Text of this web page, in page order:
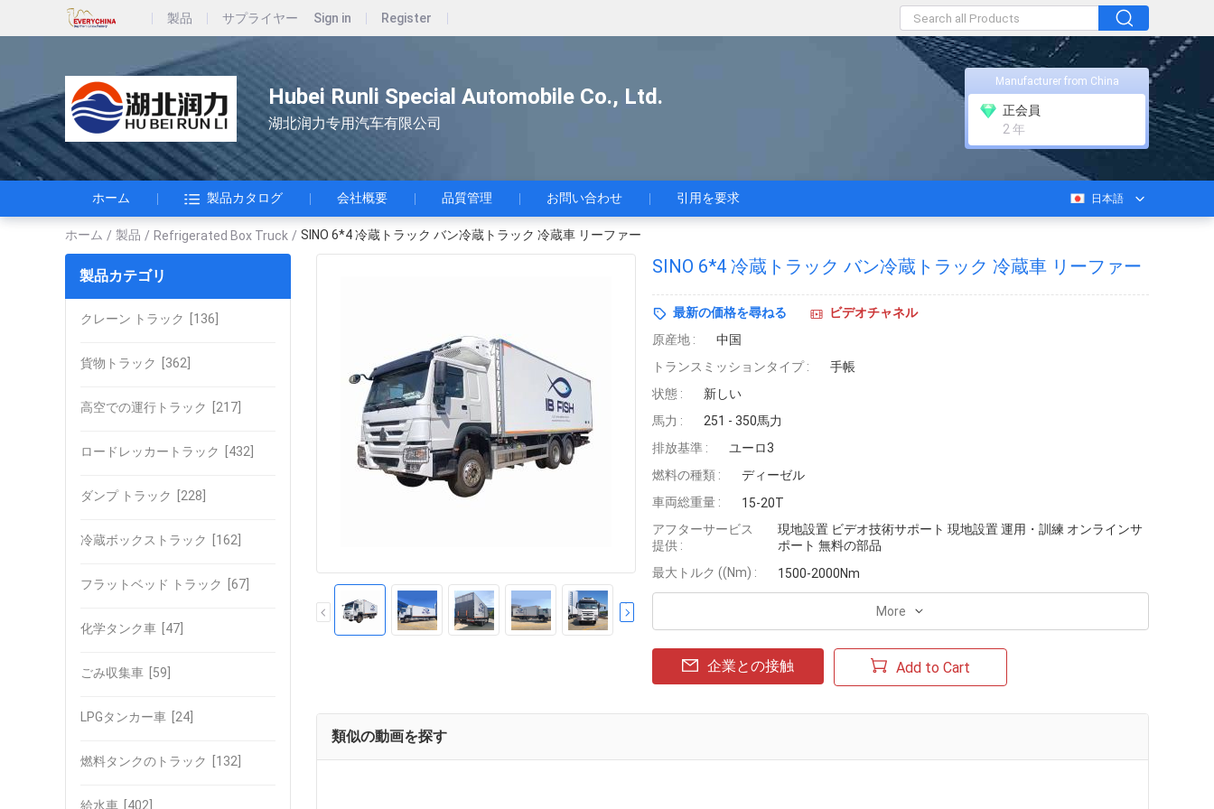
製品 サプライヤー Sign in Register
Hubei Runli Special Automobile Co., Ltd.
湖北润力专用汽车有限公司
Manufacturer from China
正会員
2 年
ホーム 製品カタログ 会社概要 品質管理 お問い合わせ 引用を要求 日本語
ホーム / 製品 / Refrigerated Box Truck / SINO 6*4 冷蔵トラック バン冷蔵トラック 冷蔵車 リーファー
製品カテゴリ
クレーン トラック [136]
貨物トラック [362]
高空での運行トラック [217]
ロードレッカートラック [432]
ダンプ トラック [228]
冷蔵ボックストラック [162]
フラットベッド トラック [67]
化学タンク車 [47]
ごみ収集車 [59]
LPGタンカー車 [24]
燃料タンクのトラック [132]
給水車 [402]
SINO 6*4 冷蔵トラック バン冷蔵トラック 冷蔵車 リーファー
最新の価格を尋ねる
ビデオチャネル
原産地 :
中国
トランスミッションタイプ :
手帳
状態 :
新しい
馬力 :
251 - 350馬力
排放基準 :
ユーロ3
燃料の種類 :
ディーゼル
車両総重量 :
15-20T
アフターサービス
提供 :
現地設置 ビデオ技術サポート 現地設置 運用・訓練 オンラインサ
ポート 無料の部品
最大トルク ((Nm) :
1500-2000Nm
More
企業との接触 Add to Cart
類似の動画を探す